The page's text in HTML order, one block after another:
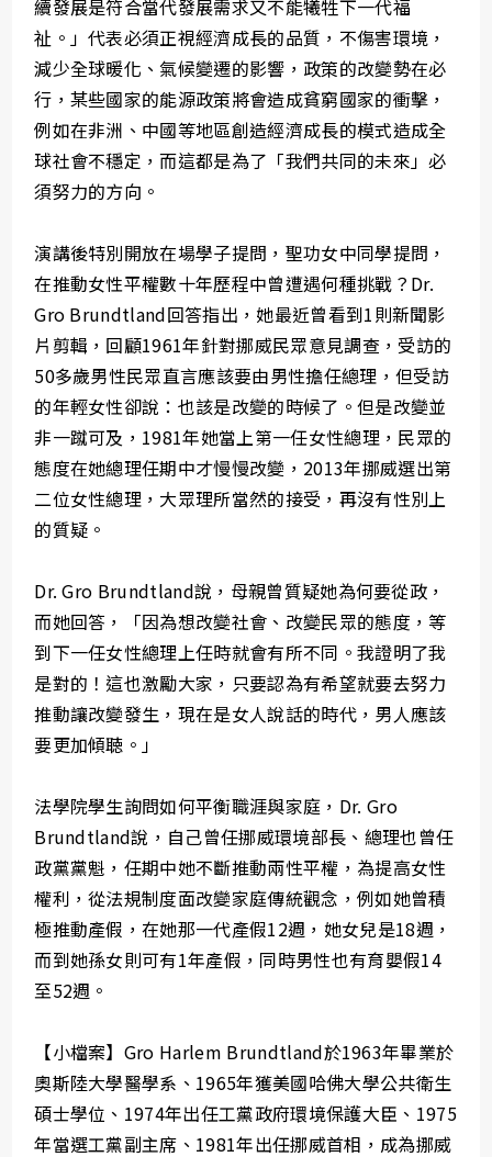
續發展是符合當代發展需求又不能犧牲下一代福
祉。」代表必須正視經濟成長的品質，不傷害環境，
減少全球暖化、氣候變遷的影響，政策的改變勢在必
行，某些國家的能源政策將會造成貧窮國家的衝擊，
例如在非洲、中國等地區創造經濟成長的模式造成全
球社會不穩定，而這都是為了「我們共同的未來」必
須努力的方向。
演講後特別開放在場學子提問，聖功女中同學提問，
在推動女性平權數十年歷程中曾遭遇何種挑戰？Dr.
Gro Brundtland回答指出，她最近曾看到1則新聞影
片剪輯，回顧1961年針對挪威民眾意見調查，受訪的
50多歲男性民眾直言應該要由男性擔任總理，但受訪
的年輕女性卻說：也該是改變的時候了。但是改變並
非一蹴可及，1981年她當上第一任女性總理，民眾的
態度在她總理任期中才慢慢改變，2013年挪威選出第
二位女性總理，大眾理所當然的接受，再沒有性別上
的質疑。
Dr. Gro Brundtland說，母親曾質疑她為何要從政，
而她回答，「因為想改變社會、改變民眾的態度，等
到下一任女性總理上任時就會有所不同。我證明了我
是對的！這也激勵大家，只要認為有希望就要去努力
推動讓改變發生，現在是女人說話的時代，男人應該
要更加傾聴。」
法學院學生詢問如何平衡職涯與家庭，Dr. Gro
Brundtland說，自己曾任挪威環境部長、總理也曾任
政黨黨魁，任期中她不斷推動兩性平權，為提高女性
權利，從法規制度面改變家庭傳統觀念，例如她曾積
極推動產假，在她那一代產假12週，她女兒是18週，
而到她孫女則可有1年產假，同時男性也有育嬰假14
至52週。
【小檔案】Gro Harlem Brundtland於1963年畢業於
奧斯陸大學醫學系、1965年獲美國哈佛大學公共衛生
碩士學位、1974年出任工黨政府環境保護大臣、1975
年當選工黨副主席、1981年出任挪威首相，成為挪威